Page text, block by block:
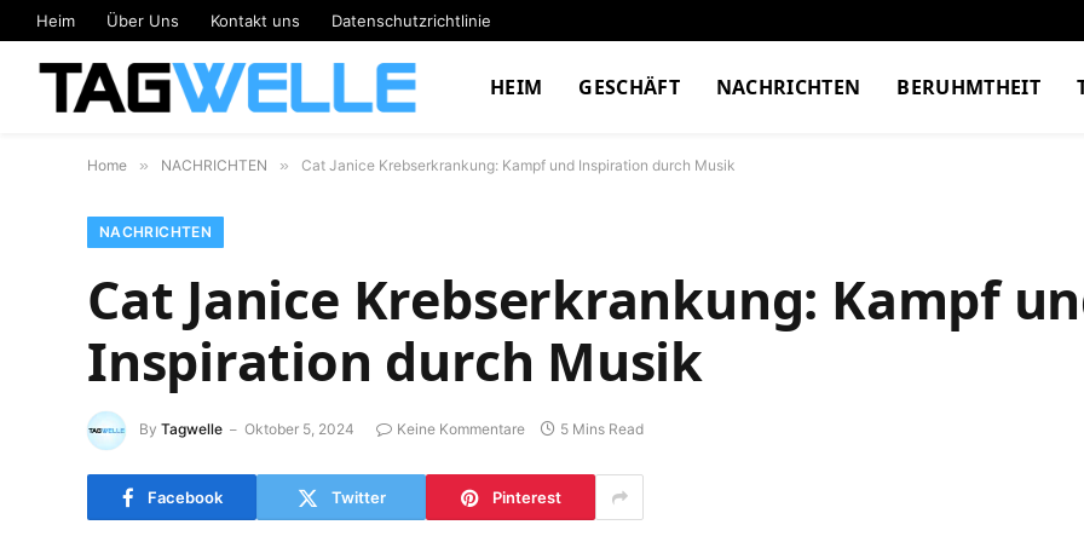
Heim Über Uns Kontakt uns Datenschutzrichtlinie
HEIM GESCHÄFT NACHRICHTEN BERUHMTHEIT
Home » NACHRICHTEN » Cat Janice Krebserkrankung: Kampf und Inspiration durch Musik
NACHRICHTEN
Cat Janice Krebserkrankung: Kampf
Inspiration durch Musik
By Tagwelle Oktober 5, 2024 Keine Kommentare 5 Mins Read
Facebook Twitter Pinterest